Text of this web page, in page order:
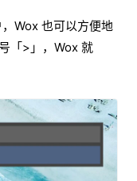
Wox 也可以方便地
「>」，Wox 就